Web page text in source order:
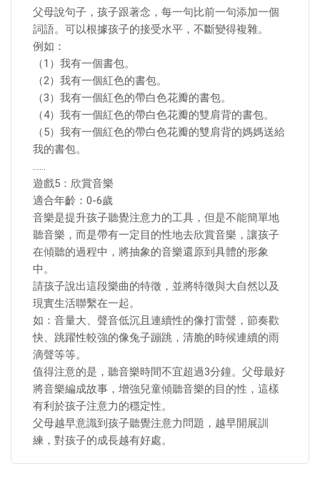
父母說句子，孩子跟著念，每一句比前一句添加一個
詞語。可以根據孩子的接受水平，不斷變得複雜。
例如：
（1）我有一個書包。
（2）我有一個紅色的書包。
（3）我有一個紅色的帶白色花瓣的書包。
（4）我有一個紅色的帶白色花瓣的雙肩背的書包。
（5）我有一個紅色的帶白色花瓣的雙肩背的媽媽送給
我的書包。
……
遊戲5：欣賞音樂
適合年齡：0-6歲
音樂是提升孩子聽覺注意力的工具，但是不能簡單地
聽音樂，而是帶有一定目的性地去欣賞音樂，讓孩子
在傾聽的過程中，將抽象的音樂還原到具體的形象
中。
請孩子說出這段樂曲的特徵，並將特徵與大自然以及
現實生活聯繫在一起。
如：音量大、聲音低沉且連續性的像打雷聲，節奏歡
快、跳躍性較強的像兔子蹦跳，清脆的時候連續的雨
滴聲等等。
值得注意的是，聽音樂時間不宜超過3分鐘。父母最好
將音樂編成故事，增強兒童傾聽音樂的目的性，這樣
有利於孩子注意力的穩定性。
父母越早意識到孩子聽覺注意力問題，越早開展訓
練，對孩子的成長越有好處。